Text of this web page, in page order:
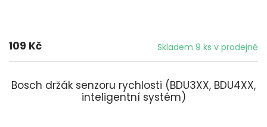
109 Kč Skladem 9 ks v prodejně
Bosch držák senzoru rychlosti (BDU3XX, BDU4XX,
inteligentní systém)